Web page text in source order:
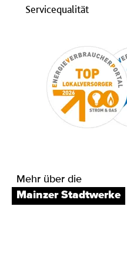
Servicequalität
Mehr über die
Mainzer Stadtwerke